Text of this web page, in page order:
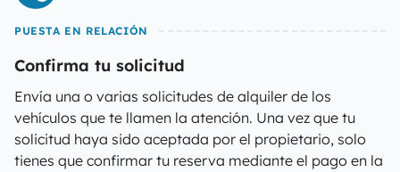
PUESTA EN RELACIÓN
Confirma tu solicitud
Envía una o varias solicitudes de alquiler de los
vehículos que te llamen la atención. Una vez que tu
solicitud haya sido aceptada por el propietario, solo
tienes que confirmar tu reserva mediante el pago en la